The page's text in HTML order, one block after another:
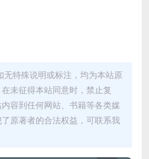
无特殊说明或标注，均为本站原
未征得本站同意时，禁止复
容到任何网站、书籍等各类媒
原著者的合法权益，可联系我